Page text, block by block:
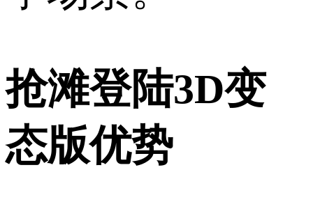
抢滩登陆3D变
态版优势